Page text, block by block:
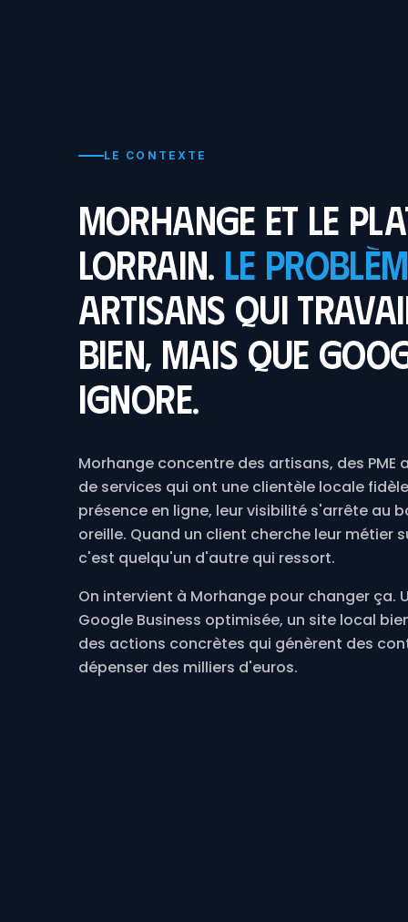
LE CONTEXTE
Morhange et le
lorrain. Le
artisans qui
bien, mais que
ignore.
Morhange concentre des artisans, des PME
de services qui ont une clientèle locale
présence en ligne, leur visibilité s'arrête au
oreille. Quand un client cherche leur métier
c'est quelqu'un d'autre qui ressort.
On intervient à Morhange pour changer ça.
Google Business optimisée, un site local
des actions concrètes qui génèrent des
dépenser des milliers d'euros.